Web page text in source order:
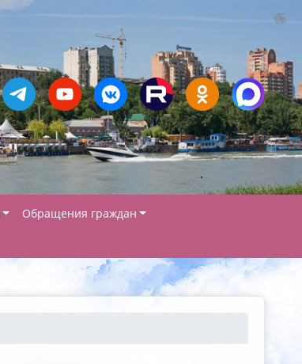
Обращения граждан